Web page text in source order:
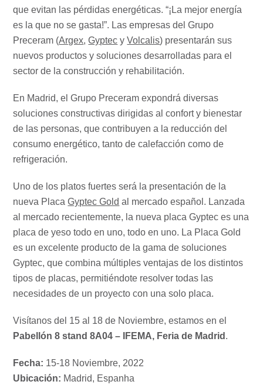
que evitan las pérdidas energéticas. “¡La mejor energía
es la que no se gasta!”. Las empresas del Grupo
Preceram (Argex,Gyptec yVolcalis) presentarán sus
nuevos productos y soluciones desarrolladas para el
sector de la construcción y rehabilitación.
En Madrid, el Grupo Preceram expondrá diversas
soluciones constructivas dirigidas al confort y bienestar
de las personas, que contribuyen a la reducción del
consumo energético, tanto de calefacción como de
refrigeración.
Uno de los platos fuertes será la presentación de la
nueva PlacaGyptec Gold al mercado español. Lanzada
al mercado recientemente, la nueva placa Gyptec es una
placa de yeso todo en uno, todo en uno. La Placa Gold
es un excelente producto de la gama de soluciones
Gyptec, que combina múltiples ventajas de los distintos
tipos de placas, permitiéndote resolver todas las
necesidades de un proyecto con una solo placa.
Visítanos del 15 al 18 de Noviembre, estamos en el
Pabellón 8 stand 8A04 – IFEMA, Feria de Madrid .
Fecha: 15-18 Noviembre, 2022
Ubicación: Madrid, Espanha